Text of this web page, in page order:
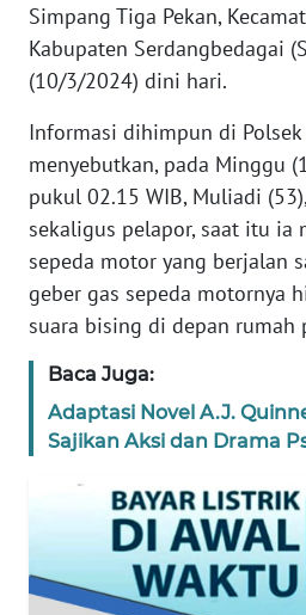
Simpang Tiga Pekan,
Kabupaten Serdangbedagai
(10/3/2024) dini hari.
Informasi dihimpun di Polsek
menyebutkan, pada Minggu
pukul 02.15 WIB, Muliadi
sekaligus pelapor, saat itu ia
sepeda motor yang berjalan
geber gas sepeda motornya
suara bising di depan rumah
Baca Juga:
Adaptasi Novel A.J.
Sajikan Aksi dan Drama
Wahana
News
Regional
WN
SUMUT
WN
JAKARTA
JABAR
WN
BANTEN
WN
KEPRI